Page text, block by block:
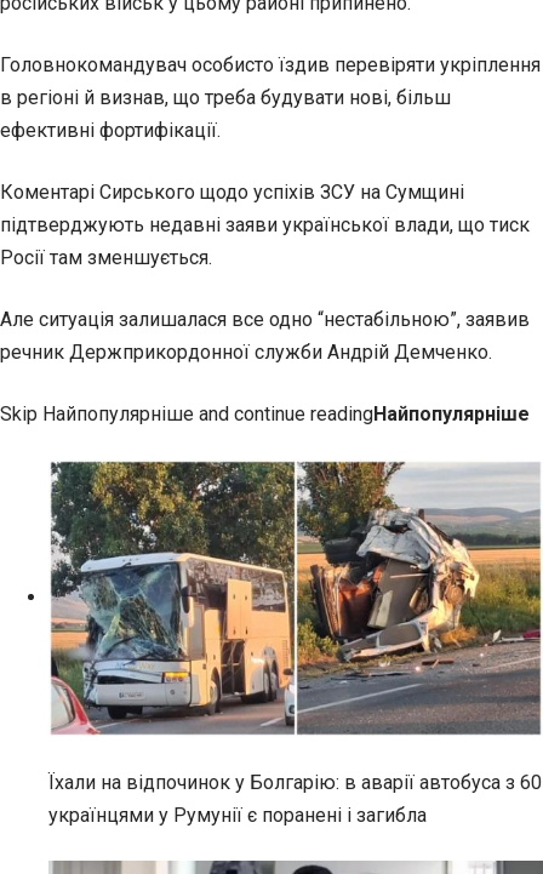
Головнокомандувач особисто їздив перевіряти укріплення
в регіоні й визнав, що треба будувати нові, більш
ефективні фортифікації.
Коментарі Сирського щодо успіхів ЗСУ на Сумщині
підтверджують недавні заяви української влади, що тиск
Росії там зменшується.
Але ситуація залишалася все одно “нестабільною”, заявив
речник Держприкордонної служби Андрій Демченко.
Skip Найпопулярніше and continue readingНайпопулярніше
Їхали на відпочинок у Болгарію: в аварії автобуса з 60
українцями у Румунії є поранені і загибла